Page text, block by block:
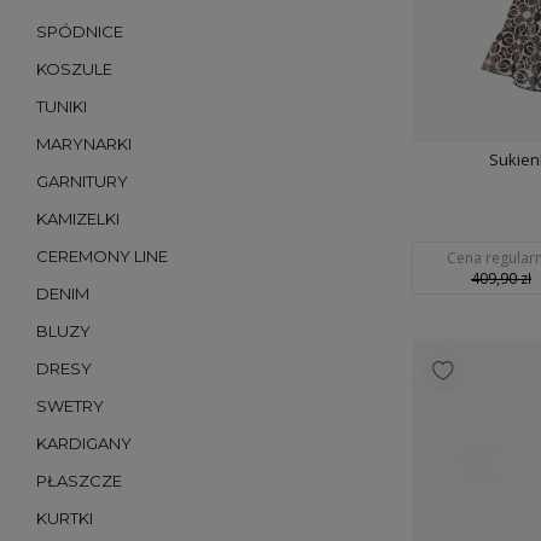
SPÓDNICE
KOSZULE
TUNIKI
MARYNARKI
GARNITURY
KAMIZELKI
CEREMONY LINE
DENIM
BLUZY
DRESY
SWETRY
KARDIGANY
PŁASZCZE
KURTKI
Cena
409,90 zł